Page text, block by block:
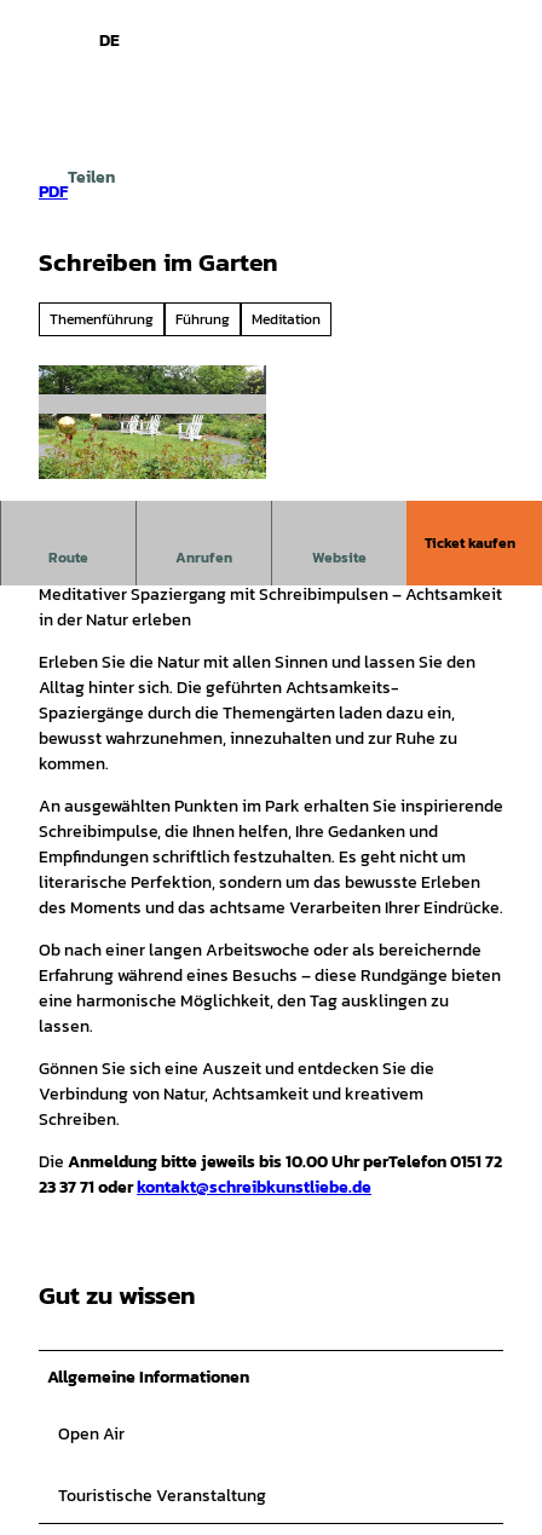
Gebärdensprache
DE
PDF
Teilen
Schreiben im Garten
Themenführung Führung Meditation
Route Anrufen Website
Ticket kaufen
Meditativer Spaziergang im Bürgerpark Wernigerode
Meditativer Spaziergang mit Schreibimpulsen – Achtsamkeit
in der Natur erleben
Erleben Sie die Natur mit allen Sinnen und lassen Sie den
Alltag hinter sich. Die geführten Achtsamkeits-
Spaziergänge durch die Themengärten laden dazu ein,
bewusst wahrzunehmen, innezuhalten und zur Ruhe zu
kommen.
An ausgewählten Punkten im Park erhalten Sie inspirierende
Schreibimpulse, die Ihnen helfen, Ihre Gedanken und
Empfindungen schriftlich festzuhalten. Es geht nicht um
literarische Perfektion, sondern um das bewusste Erleben
des Moments und das achtsame Verarbeiten Ihrer Eindrücke.
Ob nach einer langen Arbeitswoche oder als bereichernde
Erfahrung während eines Besuchs – diese Rundgänge bieten
eine harmonische Möglichkeit, den Tag ausklingen zu
lassen.
Gönnen Sie sich eine Auszeit und entdecken Sie die
Verbindung von Natur, Achtsamkeit und kreativem
Schreiben.
DieAnmeldung bitte jeweils bis 10.00 Uhr perTelefon 0151 72
23 37 71 oderkontakt@schreibkunstliebe.de
Gut zu wissen
Allgemeine Informationen
Open Air
Touristische Veranstaltung